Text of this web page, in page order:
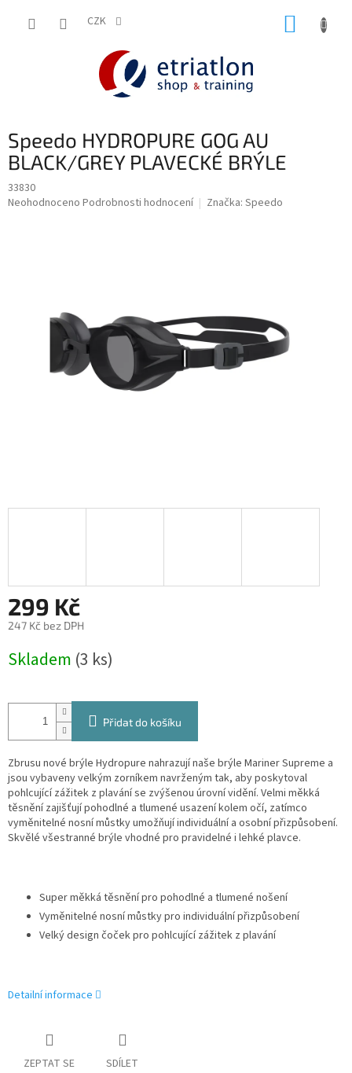
CZK
Speedo HYDROPURE GOG AU
BLACK/GREY PLAVECKÉ BRÝLE
33830
Průměrné
Neohodnoceno Podrobnosti hodnocení Značka: Speedo
299 Kč
247 Kč bez DPH
cena:
Skladem (3 ks)
Přidat do košíku
Zbrusu nové brýle Hydropure nahrazují naše brýle Mariner Supreme a
jsou vybaveny velkým zorníkem navrženým tak, aby poskytoval
pohlcující zážitek z plavání se zvýšenou úrovní vidění. Velmi měkká
těsnění zajišťují pohodlné a tlumené usazení kolem očí, zatímco
vyměnitelné nosní můstky umožňují individuální a osobní přizpůsobení.
Skvělé všestranné brýle vhodné pro pravidelné i lehké plavce.
Super měkká těsnění pro pohodlné a tlumené nošení
Vyměnitelné nosní můstky pro individuální přizpůsobení
Velký design čoček pro pohlcující zážitek z plavání
Detailní informace
ZEPTAT SE SDÍLET
shop.etriatlon.cz - Chat